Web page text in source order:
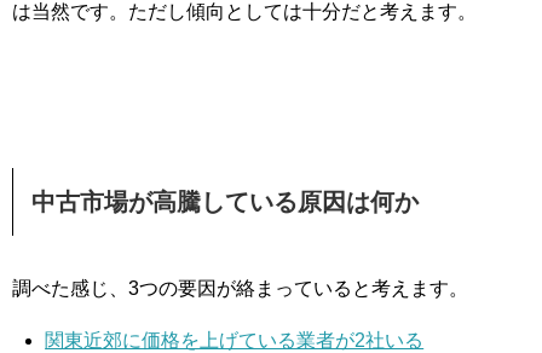
は当然です。ただし傾向としては十分だと考えます。
中古市場が高騰している原因は何か
調べた感じ、3つの要因が絡まっていると考えます。
関東近郊に価格を上げている業者が2社いる